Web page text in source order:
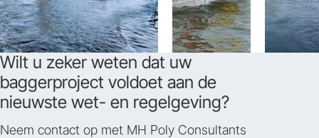
Wilt u zeker weten dat uw
baggerproject voldoet aan de
nieuwste wet- en regelgeving?
Neem contact op met MH Poly Consultants